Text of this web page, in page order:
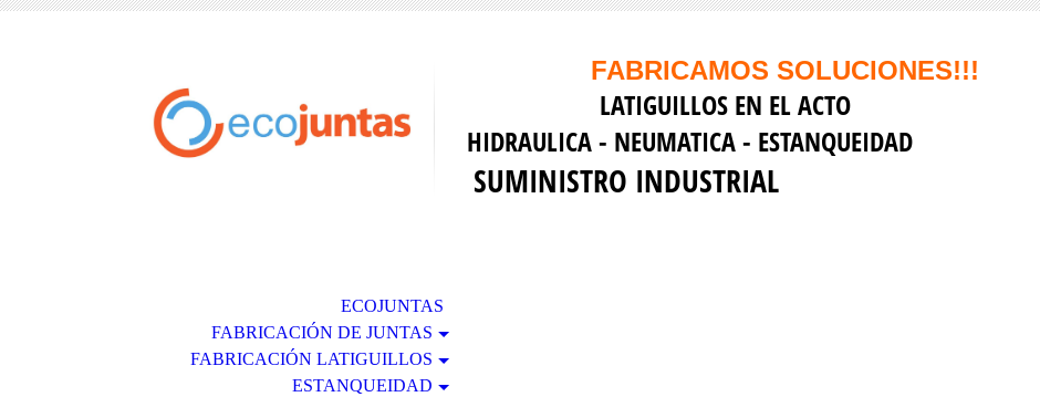
FABRICAMOS SOLUCIONES!!!
LATIGUILLOS EN EL ACTO
HIDRAULICA - NEUMATICA - ESTANQUEIDAD
SUMINISTRO INDUSTRIAL
ECOJUNTAS
FABRICACIÓN DE JUNTAS
FABRICACIÓN LATIGUILLOS
ESTANQUEIDAD